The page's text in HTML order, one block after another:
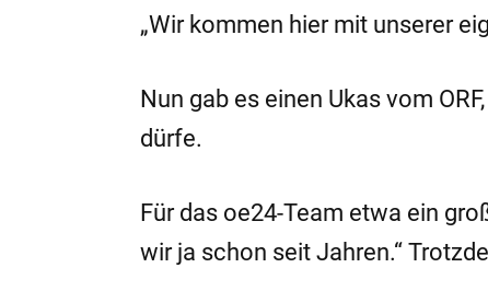
„Wir kommen hier mit unserer
Nun gab es einen Ukas vom
dürfe.
Für das oe24-Team etwa ein
wir ja schon seit Jahren.“